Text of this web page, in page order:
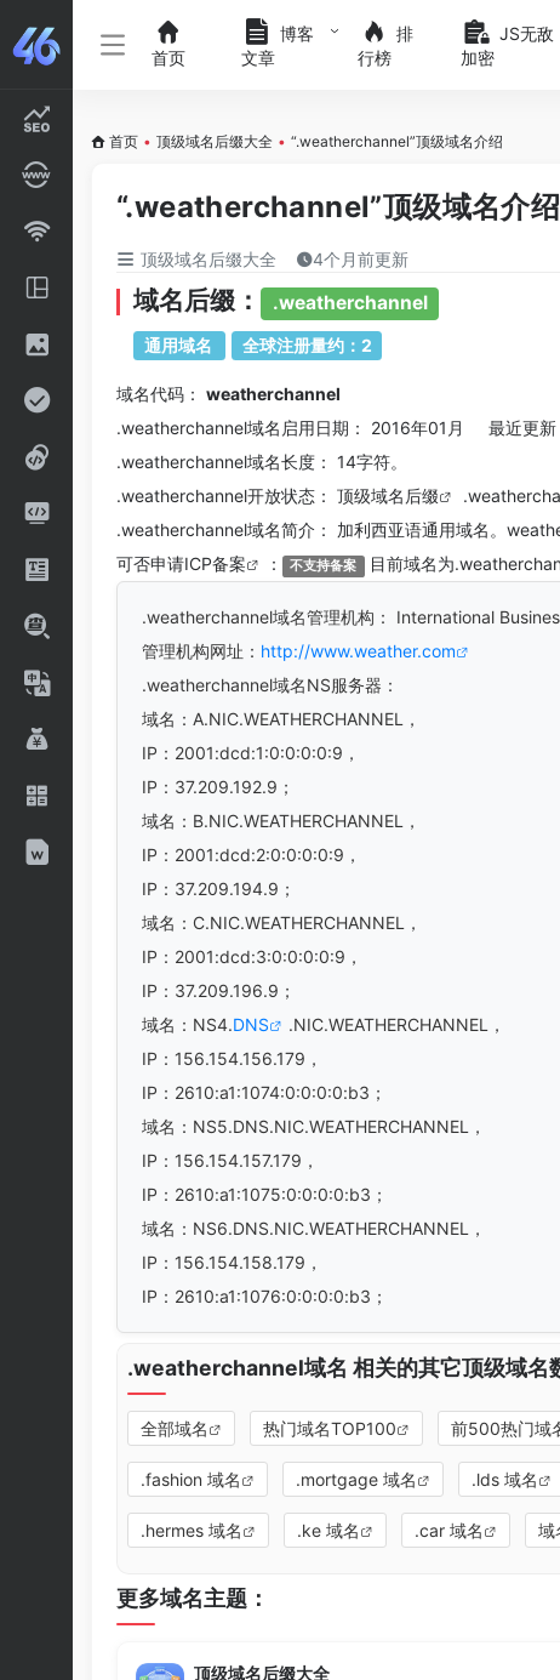
首页
博客
文章
排
行榜
JS无敌
加密
首页 • 顶级域名后缀大全 • “.weatherchannel”顶级域名介绍
“.weatherchannel”顶级域名介绍
顶级域名后缀大全 4个月前更新
域名后缀： .weatherchannel
通用域名 全球注册量约：2
域名代码： weatherchannel
.weatherchannel域名 启用日期： 2016年01月 最近更新
.weatherchannel域名长度： 14字符。
.weatherchannel开放状态： 顶级域名后缀
.weatherchannel域名简介： 加利西亚语通用域名。
可否申请ICP备案 ： 不支持备案 目前域名为
.weatherchannel域名管理机构： International
管理机构网址： http://www.weather.com
.weatherchannel域名NS服务器：
域名：A.NIC.WEATHERCHANNEL，
IP：2001:dcd:1:0:0:0:0:9，
IP：37.209.192.9；
域名：B.NIC.WEATHERCHANNEL，
IP：2001:dcd:2:0:0:0:0:9，
IP：37.209.194.9；
域名：C.NIC.WEATHERCHANNEL，
IP：2001:dcd:3:0:0:0:0:9，
IP：37.209.196.9；
域名：NS4.DNS
.NIC.WEATHERCHANNEL，
IP：156.154.156.179，
IP：2610:a1:1074:0:0:0:0:b3；
域名：NS5.DNS.NIC.WEATHERCHANNEL，
IP：156.154.157.179，
IP：2610:a1:1075:0:0:0:0:b3；
域名：NS6.DNS.NIC.WEATHERCHANNEL，
IP：156.154.158.179，
IP：2610:a1:1076:0:0:0:0:b3；
.weatherchannel域名 相关的其它顶级域名
全部域名 热门域名TOP100 前500热门域
.fashion 域名 .mortgage 域名 .lds 域名
.hermes 域名 .ke 域名 .car 域名 域
更多域名主题：
顶级域名后缀大全